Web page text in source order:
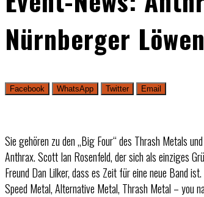
Nürnberger
Facebook WhatsApp Twitter Email
Sie gehören zu den „Big Four“ des Thrash Metals
Anthrax. Scott Ian Rosenfeld, der sich als einziges
Freund Dan Lilker, dass es Zeit für eine neue Band
Speed Metal, Alternative Metal, Thrash Metal – you